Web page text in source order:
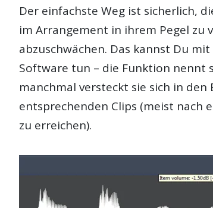
Der einfachste Weg ist sicherlich,
im Arrangement in ihrem Pegel zu
abzuschwächen. Das kannst Du
Software tun – die Funktion nennt
manchmal versteckt sie sich in den
entsprechenden Clips (meist nach
zu erreichen).